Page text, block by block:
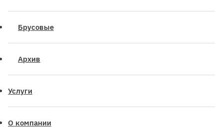
Брусовые
Архив
Услуги
О компании